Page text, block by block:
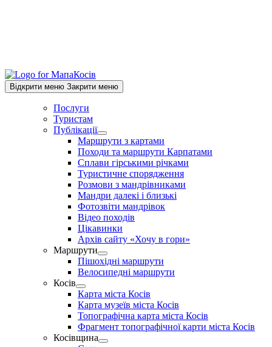
Відкрити меню Закрити меню
Послуги
Туристам
Публікації
Show
sub
menu
Маршрути з картами
Походи та маршрути Карпатами
Сплави гірськими річками
Туристичне спорядження
Розмови з мандрівниками
Мандри далекі і близькі
Фотозвіти мандрівок
Відео походів
Цікавинки
Архів сайту «Хочу в гори»
Маршрути
Show
sub
menu
Пішохідні маршрути
Велосипедні маршрути
Косів
Show
sub
menu
Карта міста Косів
Карта музеїв міста Косів
Топографічна карта міста Косів
Фрагмент топографічної карти міста Косів
Косівщина
Show